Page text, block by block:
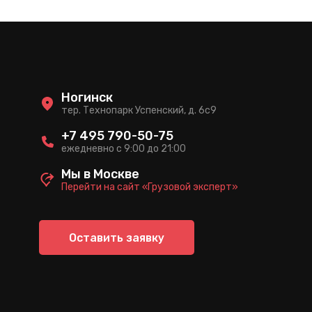
Оставить заявку
тер. Технопарк Успенский, д. 6c9
Ногинск
ежедневно с 9:00 до 21:00
+7 495 790-50-75
Перейти на сайт «Грузовой эксперт»
Мы в Москве